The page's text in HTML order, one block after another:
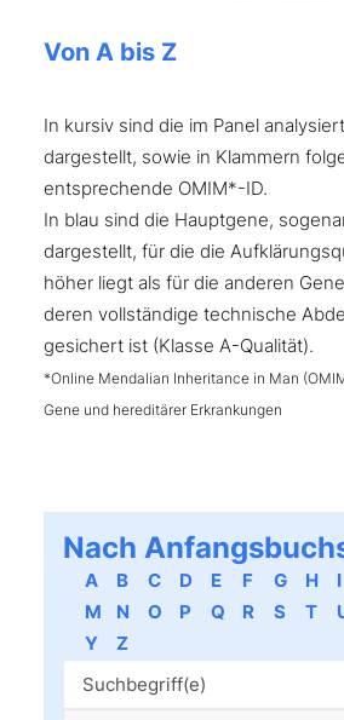
Von A bis Z
In kursiv sind die im Panel
dargestellt, sowie in Klammern
entsprechende OMIM*-ID.
In blau sind die Hauptgene,
dargestellt, für die die
höher liegt als für die anderen
deren vollständige technische
gesichert ist (Klasse A-Qualität).
*Online Mendalian Inheritance in Man
Gene und hereditärer Erkrankungen
Nach
A B C D E F G H I
M
N O P Q R S T
Y
Z